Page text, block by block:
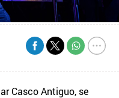
Casco Antiguo, se